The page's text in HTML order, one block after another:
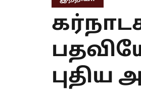
புதிய